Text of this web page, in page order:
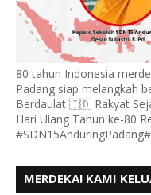
80 tahun Indonesia
Padang siap melangkah
Berdaulat 🇮🇩 Rakyat
Hari Ulang Tahun ke-80
MERDEKA! KAMI